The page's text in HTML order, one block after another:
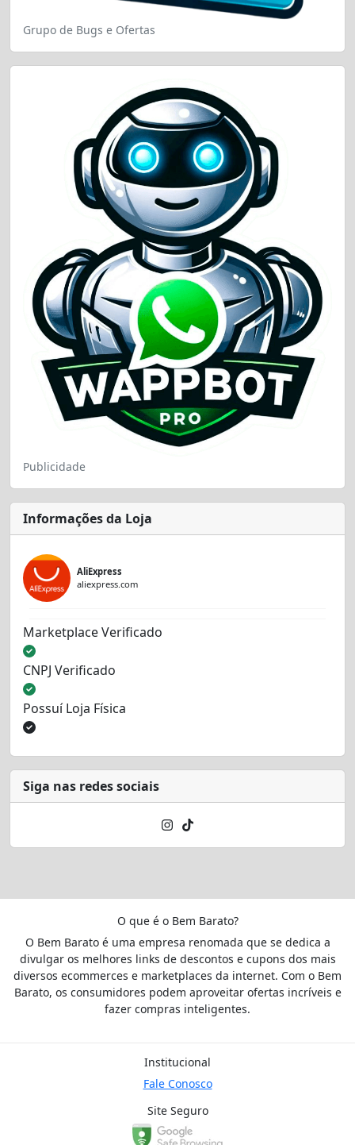
Grupo de Bugs e Ofertas
Publicidade
Informações da Loja
AliExpress
aliexpress.com
Marketplace Verificado
CNPJ Verificado
Possuí Loja Física
Siga nas redes sociais
O que é o Bem Barato?
O Bem Barato é uma empresa renomada que se dedica a
divulgar os melhores links de descontos e cupons dos mais
diversos ecommerces e marketplaces da internet. Com o Bem
Barato, os consumidores podem aproveitar ofertas incríveis e
fazer compras inteligentes.
Institucional
Fale Conosco
Site Seguro